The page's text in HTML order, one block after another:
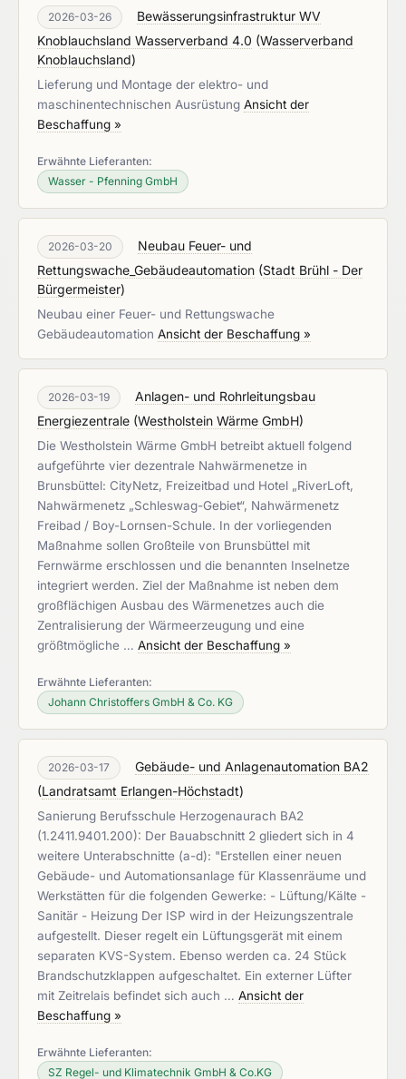
2026-03-26
Bewässerungsinfrastruktur WV
Knoblauchsland Wasserverband 4.0 (Wasserverband
Knoblauchsland)
Lieferung und Montage der elektro- und
maschinentechnischen Ausrüstung Ansicht der
Beschaffung »
Erwähnte Lieferanten:
Wasser - Pfenning GmbH
2026-03-20
Neubau Feuer- und
Rettungswache_Gebäudeautomation (Stadt Brühl - Der
Bürgermeister)
Neubau einer Feuer- und Rettungswache
Gebäudeautomation Ansicht der Beschaffung »
2026-03-19
Anlagen- und Rohrleitungsbau
Energiezentrale (Westholstein Wärme GmbH)
Die Westholstein Wärme GmbH betreibt aktuell folgend
aufgeführte vier dezentrale Nahwärmenetze in
Brunsbüttel: CityNetz, Freizeitbad und Hotel „RiverLoft,
Nahwärmenetz „Schleswag-Gebiet“, Nahwärmenetz
Freibad / Boy-Lornsen-Schule. In der vorliegenden
Maßnahme sollen Großteile von Brunsbüttel mit
Fernwärme erschlossen und die benannten Inselnetze
integriert werden. Ziel der Maßnahme ist neben dem
großflächigen Ausbau des Wärmenetzes auch die
Zentralisierung der Wärmeerzeugung und eine
größtmögliche … Ansicht der Beschaffung »
Erwähnte Lieferanten:
Johann Christoffers GmbH & Co. KG
2026-03-17
Gebäude- und Anlagenautomation BA2
(Landratsamt Erlangen-Höchstadt)
Sanierung Berufsschule Herzogenaurach BA2
(1.2411.9401.200): Der Bauabschnitt 2 gliedert sich in 4
weitere Unterabschnitte (a-d): "Erstellen einer neuen
Gebäude- und Automationsanlage für Klassenräume und
Werkstätten für die folgenden Gewerke: - Lüftung/Kälte -
Sanitär - Heizung Der ISP wird in der Heizungszentrale
aufgestellt. Dieser regelt ein Lüftungsgerät mit einem
separaten KVS-System. Ebenso werden ca. 24 Stück
Brandschutzklappen aufgeschaltet. Ein externer Lüfter
mit Zeitrelais befindet sich auch … Ansicht der
Beschaffung »
Erwähnte Lieferanten:
SZ Regel- und Klimatechnik GmbH & Co.KG